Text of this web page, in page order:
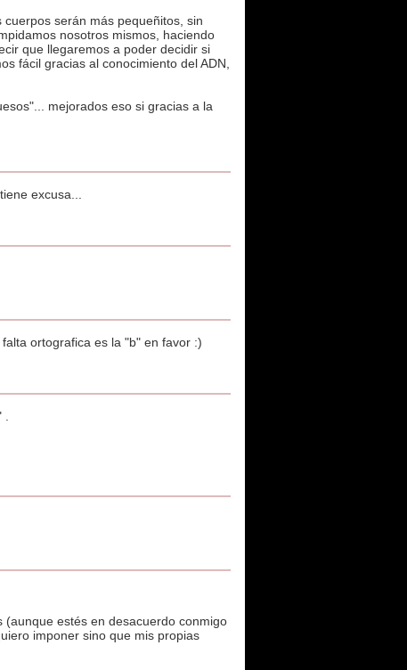
serán más pequeñitos, sin
nosotros mismos, haciendo
que llegaremos a poder decidir si
fácil gracias al conocimiento del ADN,
mejorados eso si gracias a la
excusa...
ortografica es la "b" en favor :)
estés en desacuerdo conmigo
imponer sino que mis propias